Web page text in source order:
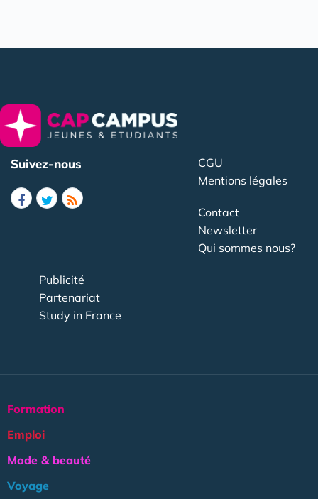
Suivez-nous
CGU
Mentions légales
Contact
Newsletter
Qui sommes nous?
Publicité
Partenariat
Study in France
Formation
Emploi
Mode & beauté
Voyage